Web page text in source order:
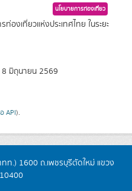
นโยบายการท่องเที่ยว
งเที่ยวแห่งประเทศไทย ในระยะ
8 มิถุนายน 2569
API).
ท.) 1600 ถ.เพชรบุรีตัดใหม่ แขวง